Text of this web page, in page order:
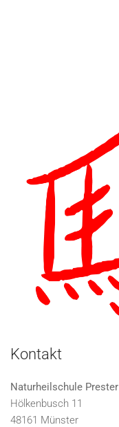
Kontakt
Naturheilschule Prester
Hölkenbusch 11
48161 Münster